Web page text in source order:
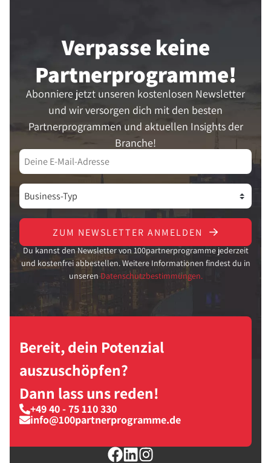
Verpasse keine
Partner­programme!
Abonniere jetzt unseren kostenlosen Newsletter
und wir versorgen dich mit den besten
Partnerprogrammen und aktuellen Insights der
Branche!
ZUM NEWSLETTER ANMELDEN
Du kannst den Newsletter von 100partnerprogramme jederzeit
und kostenfrei abbestellen. Weitere Informationen findest du in
unseren Datenschutzbestimmungen.
Bereit, dein Potenzial
auszuschöpfen?
Dann lass uns reden!
+49 40 - 75 110 330
info@100partnerprogramme.de